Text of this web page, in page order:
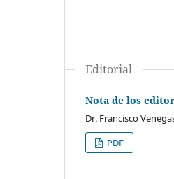
Editorial
Nota de los
Dr. Francisco
PDF